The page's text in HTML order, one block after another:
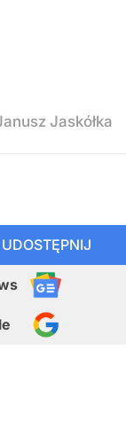
Jaskółka
UDOSTĘPNIJ